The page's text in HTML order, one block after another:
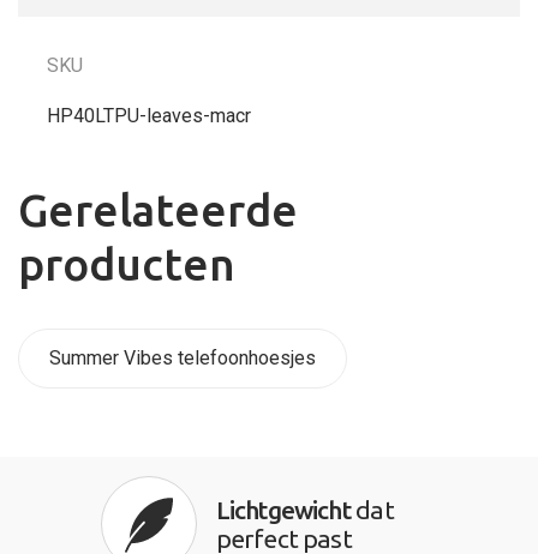
SKU
HP40LTPU-leaves-macr
Gerelateerde
producten
Summer Vibes telefoonhoesjes
Lichtgewichtdat
perfect past